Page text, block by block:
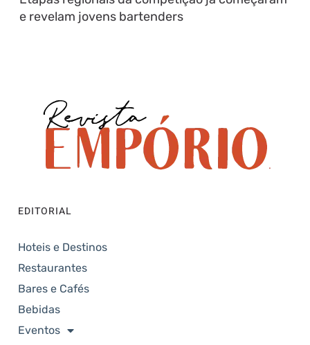
e revelam jovens bartenders
EDITORIAL
Hoteis e Destinos
Restaurantes
Bares e Cafés
Bebidas
Eventos